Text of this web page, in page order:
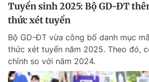
Tuyển sinh 2025: Bộ GD-ĐT
thức xét tuyển
Bộ GD-ĐT vừa công bố danh mục
thức xét tuyển năm 2025. Theo đó,
chỉnh so với năm 2024.